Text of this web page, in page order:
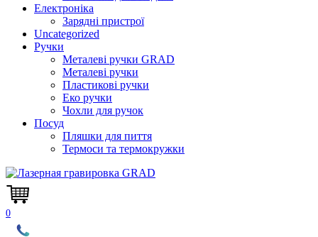
Електроніка
Зарядні пристрої
Uncategorized
Ручки
Металеві ручки GRAD
Металеві ручки
Пластикові ручки
Еко ручки
Чохли для ручок
Посуд
Пляшки для пиття
Термоси та термокружки
0